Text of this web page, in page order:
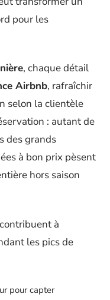
pour les
, chaque détail
Airbnb, rafraîchir
selon la clientèle
: autant de
des grands
à bon prix pèsent
hors saison
à
les pics de
pour capter